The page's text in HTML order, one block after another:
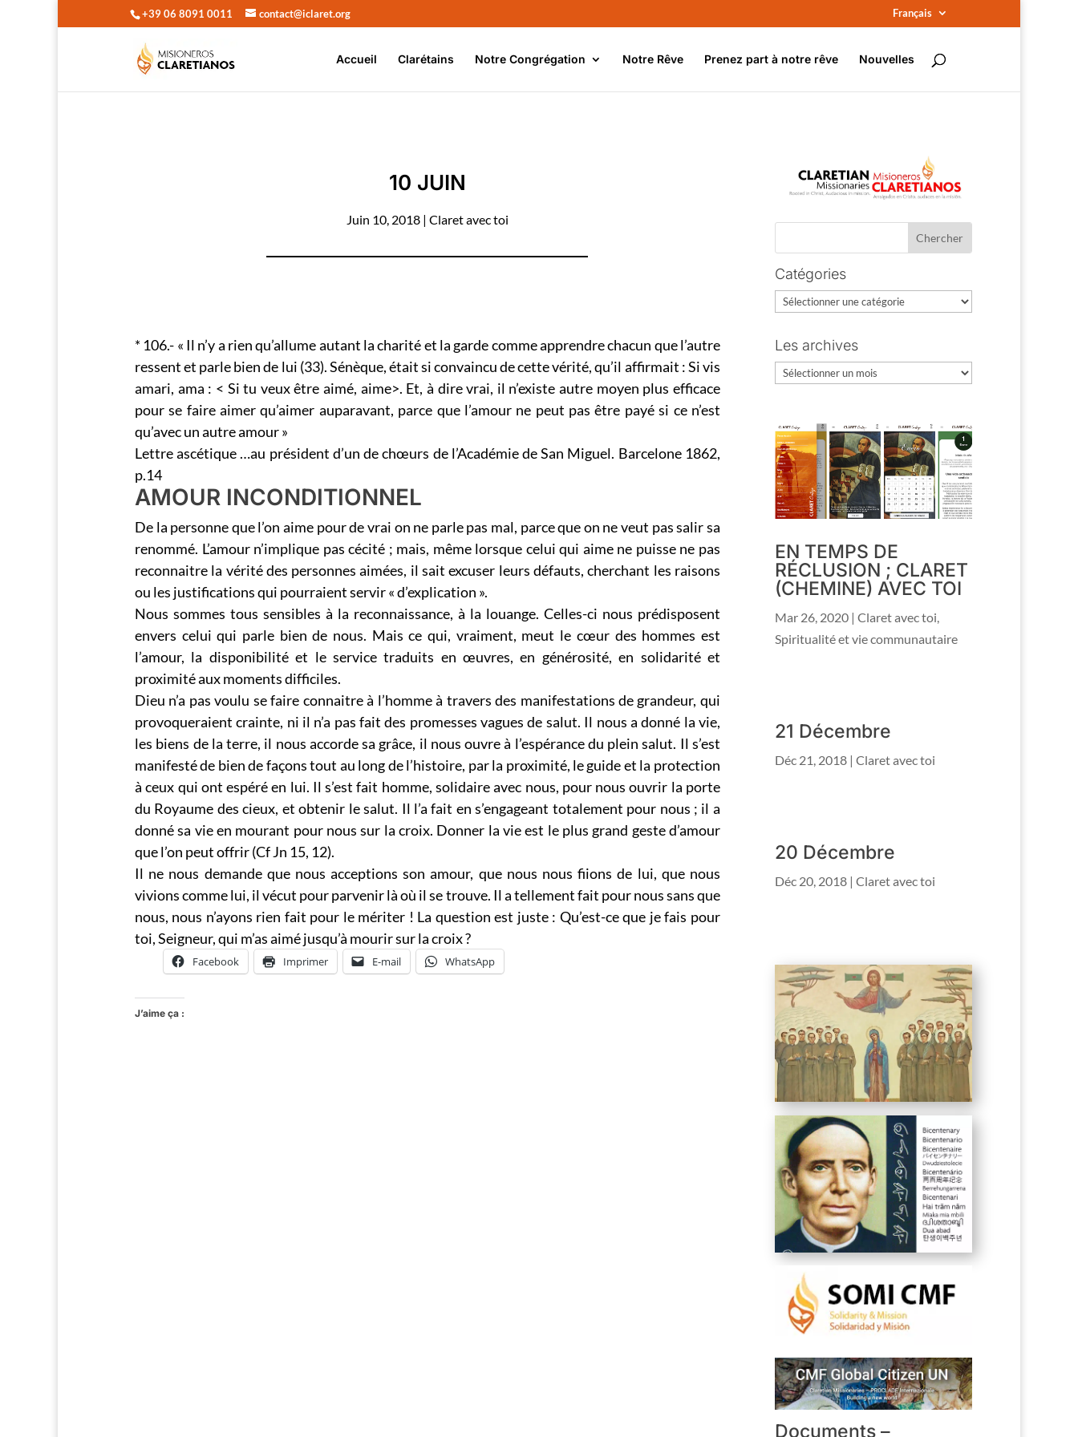
+39 06 8091 0011 contact@iclaret.org Français
Accueil Clarétains Notre Congrégation Notre Rêve Prenez part à notre rêve Nouvelles
10 JUIN
Juin 10, 2018| Claret avec toi
* 106.- « Il n’y a rien qu’allume autant la charité et la garde comme apprendre chacun que l’autre
ressent et parle bien de lui (33). Sénèque, était si convaincu de cette vérité, qu’il affirmait : Si vis
amari, ama : < Si tu veux être aimé, aime>. Et, à dire vrai, il n’existe autre moyen plus efficace
pour se faire aimer qu’aimer auparavant, parce que l’amour ne peut pas être payé si ce n’est
qu’avec un autre amour »
Lettre ascétique …au président d’un de chœurs de l’Académie de San Miguel. Barcelone 1862,
p.14
AMOUR INCONDITIONNEL
De la personne que l’on aime pour de vrai on ne parle pas mal, parce que on ne veut pas salir sa
renommé. L’amour n’implique pas cécité ; mais, même lorsque celui qui aime ne puisse ne pas
reconnaitre la vérité des personnes aimées, il sait excuser leurs défauts, cherchant les raisons
ou les justifications qui pourraient servir « d’explication ».
Nous sommes tous sensibles à la reconnaissance, à la louange. Celles-ci nous prédisposent
envers celui qui parle bien de nous. Mais ce qui, vraiment, meut le cœur des hommes est
l’amour, la disponibilité et le service traduits en œuvres, en générosité, en solidarité et
proximité aux moments difficiles.
Dieu n’a pas voulu se faire connaitre à l’homme à travers des manifestations de grandeur, qui
provoqueraient crainte, ni il n’a pas fait des promesses vagues de salut. Il nous a donné la vie,
les biens de la terre, il nous accorde sa grâce, il nous ouvre à l’espérance du plein salut. Il s’est
manifesté de bien de façons tout au long de l’histoire, par la proximité, le guide et la protection
à ceux qui ont espéré en lui. Il s’est fait homme, solidaire avec nous, pour nous ouvrir la porte
du Royaume des cieux, et obtenir le salut. Il l’a fait en s’engageant totalement pour nous ; il a
donné sa vie en mourant pour nous sur la croix. Donner la vie est le plus grand geste d’amour
que l’on peut offrir (Cf Jn 15, 12).
Il ne nous demande que nous acceptions son amour, que nous nous fiions de lui, que nous
vivions comme lui, il vécut pour parvenir là où il se trouve. Il a tellement fait pour nous sans que
nous, nous n’ayons rien fait pour le mériter ! La question est juste : Qu’est-ce que je fais pour
toi, Seigneur, qui m’as aimé jusqu’à mourir sur la croix ?
Facebook Imprimer E-mail WhatsApp
J’aime ça :
Catégories
Catégories
Les archives
Les
EN TEMPS DE
RÉCLUSION ; CLARET
(CHEMINE) AVEC TOI
Mar 26, 2020 |Claret avec toi,
Spiritualité et vie communautaire
21 Décembre
Déc 21, 2018 |Claret avec toi
20 Décembre
Déc 20, 2018 |Claret avec toi
Documents –